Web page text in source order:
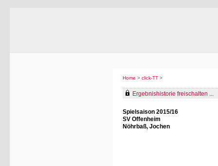
Home > click-TT >
Ergebnishistorie freischalten ...
Spielsaison 2015/16
SV Offenheim
Nöhrbaß, Jochen